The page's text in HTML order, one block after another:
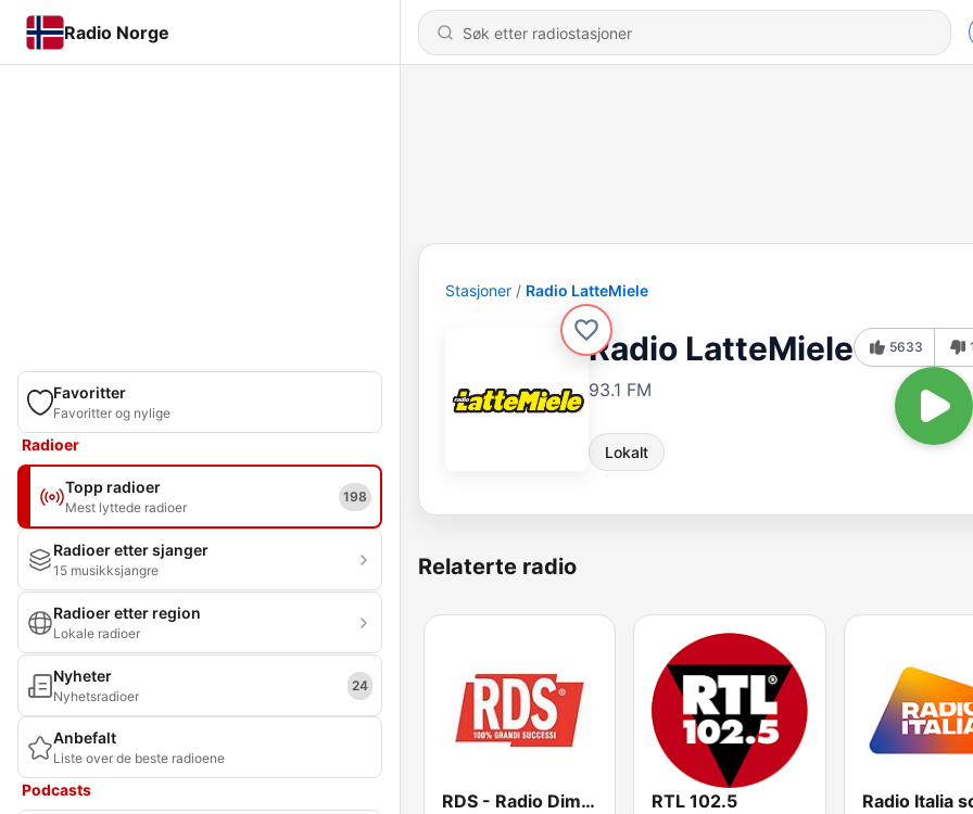
Radio Norge
Favoritter
Favoritter og nylige
Radioer
Topp radioer
Mest lyttede radioer
198
Radioer etter sjanger
15 musikksjangre
Radioer etter region
Lokale radioer
Nyheter
Nyhetsradioer
24
Anbefalt
Liste over de beste radioene
Podcasts
Stasjoner Radio LatteMiele
Radio LatteMiele
93.1 FM
Lokalt
5633
Relaterte radio
RDS - Radio Dimensione Suono RTL 102.5